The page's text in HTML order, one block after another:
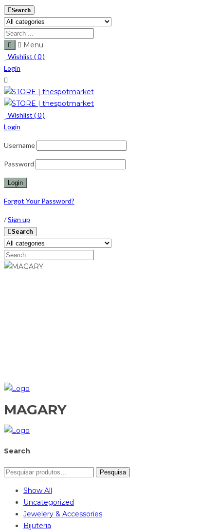
Search
Menu
Wishlist (0)
Login
Wishlist (0)
Login
Username
Password
Forgot Your Password?
/Sign up
Search
MAGARY
Search
Pesquisa
Show All
Uncategorized
Jewelery & Accessories
Bijuteria